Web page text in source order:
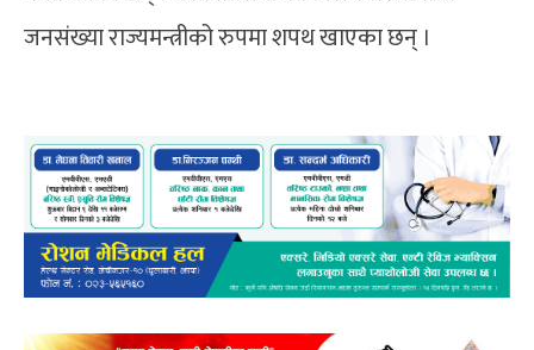
जनसंख्या राज्यमन्त्रीको रुपमा शपथ खाएका छन् ।